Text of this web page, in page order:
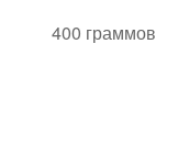
400 граммов